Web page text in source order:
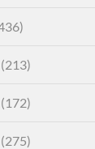
(213)
(172)
(275)